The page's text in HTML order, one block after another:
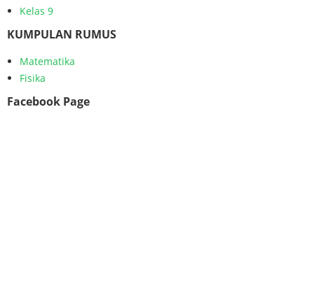
Kelas 9
KUMPULAN RUMUS
Matematika
Fisika
Facebook Page